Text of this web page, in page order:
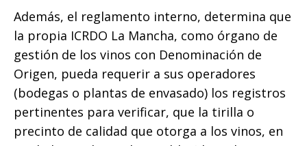
Además, el reglamento interno, determina que
la propia ICRDO La Mancha, como órgano de
gestión de los vinos con Denominación de
Origen, pueda requerir a sus operadores
(bodegas o plantas de envasado) los registros
pertinentes para verificar, que la tirilla o
precinto de calidad que otorga a los vinos, en